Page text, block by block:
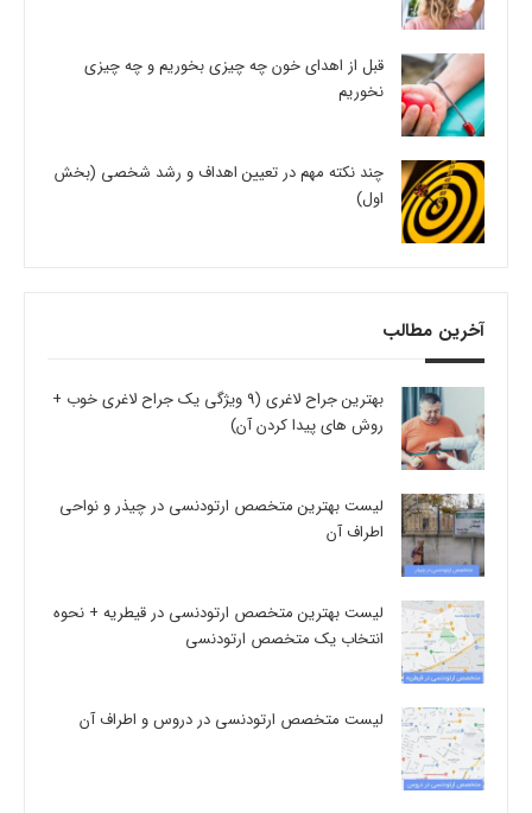
قبل از اهدای خون چه چیزی بخوریم و چه چیزی
نخوریم
چند نکته مهم در تعیین اهداف و رشد شخصی (بخش
اول)
آخرین مطالب
بهترین جراح لاغری (9 ویژگی یک جراح لاغری خوب +
روش های پیدا کردن آن)
لیست بهترین متخصص ارتودنسی در چیذر و نواحی
اطراف آن
لیست بهترین متخصص ارتودنسی در قیطریه + نحوه
انتخاب یک متخصص ارتودنسی
لیست متخصص ارتودنسی در دروس و اطراف آن